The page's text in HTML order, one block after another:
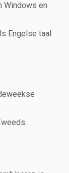
Windows en
Engelse taal